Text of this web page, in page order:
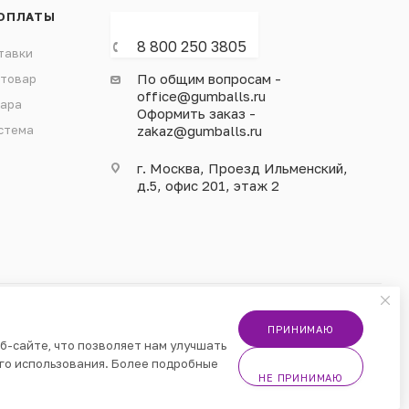
8 800 250 3805
По общим вопросам -
office@gumballs.ru
Оформить заказ -
zakaz@gumballs.ru
г. Москва, Проезд Ильменский,
д.5, офис 201, этаж 2
что позволяет нам улучшать
использования. Более подробные
ПРИНИМАЮ
НЕ ПРИНИМАЮ